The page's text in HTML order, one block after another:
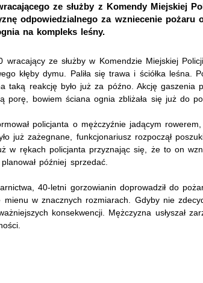
ze służby z Komendy Miejskiej
odpowiedzialnego za wzniecenie pożaru
na kompleks leśny.
ze służby w Komendzie Miejskiej
kłęby dymu. Paliła się trawa i ściółka leśna.
taką reakcję było już za późno. Akcję gaszenia
porę, bowiem ściana ognia zbliżała się już do
policjanta o mężczyźnie jadącym
już zażegnane, funkcjonariusz rozpoczął
w rękach policjanta przyznając się, że to on
później sprzedać.
40-letni gorzowianin doprowadził do
w znacznych rozmiarach. Gdyby nie
konsekwencji. Mężczyzna usłyszał